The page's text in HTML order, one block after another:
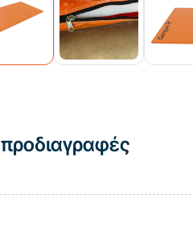
προδιαγραφές